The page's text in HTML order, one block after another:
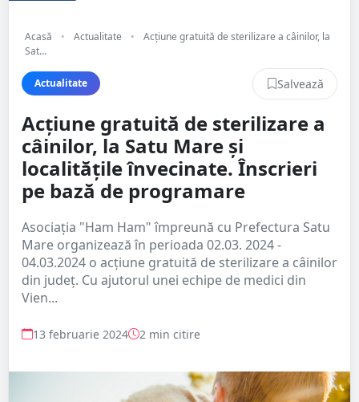
Acasă • Actualitate •
Acțiune gratuită de sterilizare a câinilor, la
Sat...
Actualitate Salvează
Acțiune gratuită de sterilizare a
câinilor, la Satu Mare și
localitățile învecinate. Înscrieri
pe bază de programare
Asociația "Ham Ham" împreună cu Prefectura Satu
Mare organizează în perioada 02.03. 2024 -
04.03.2024 o acțiune gratuită de sterilizare a câinilor
din județ. Cu ajutorul unei echipe de medici din
Vien...
13 februarie 2024 2 min citire